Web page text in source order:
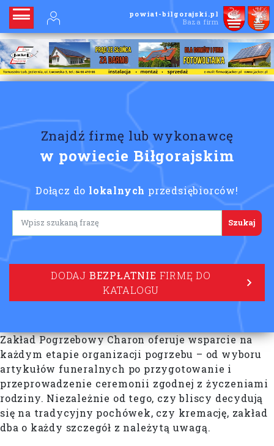
powiat-bilgorajski.pl
Baza firm
Znajdź firmę lub wykonawcę
w powiecie Biłgorajskim
Dołącz do lokalnych przedsiębiorców!
Lorem ipsum
DODAJ BEZPŁATNIE FIRMĘ DO
KATALOGU
Zakład Pogrzebowy Charon oferuje wsparcie na
każdym etapie organizacji pogrzebu – od wyboru
artykułów funeralnych po przygotowanie i
przeprowadzenie ceremonii zgodnej z życzeniami
rodziny. Niezależnie od tego, czy bliscy decydują
się na tradycyjny pochówek, czy kremację, zakład
dba o każdy szczegół z należytą uwagą.